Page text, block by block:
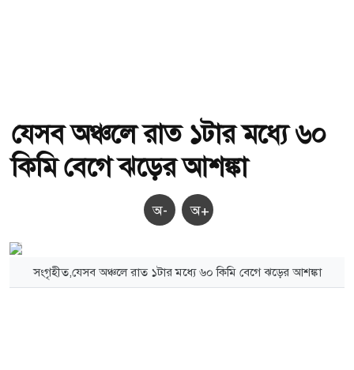
যেসব অঞ্চলে রাত ১টার মধ্যে ৬০
কিমি বেগে ঝড়ের আশঙ্কা
অ- অ+
সংগৃহীত,যেসব অঞ্চলে রাত ১টার মধ্যে ৬০ কিমি বেগে ঝড়ের আশঙ্কা